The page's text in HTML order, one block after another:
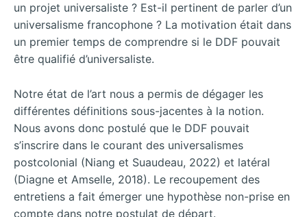
un projet universaliste ? Est-il pertinent de parler d’un
universalisme francophone ? La motivation était dans
un premier temps de comprendre si le DDF pouvait
être qualifié d’universaliste.
Notre état de l’art nous a permis de dégager les
différentes définitions sous-jacentes à la notion.
Nous avons donc postulé que le DDF pouvait
s’inscrire dans le courant des universalismes
postcolonial (Niang et Suaudeau, 2022) et latéral
(Diagne et Amselle, 2018). Le recoupement des
entretiens a fait émerger une hypothèse non-prise en
compte dans notre postulat de départ.